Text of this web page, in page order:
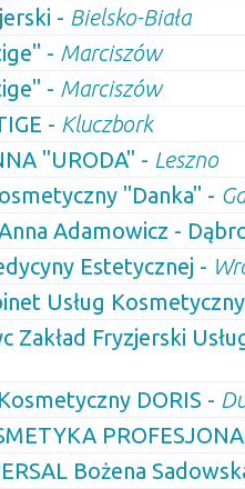
- Bielsko-Biała
- Marciszów
- Marciszów
- Kluczbork
"URODA" - Leszno
"Danka" -
Adamowicz -
Estetycznej -
Usług
Zakład Fryzjerski
DORIS -
Bożena